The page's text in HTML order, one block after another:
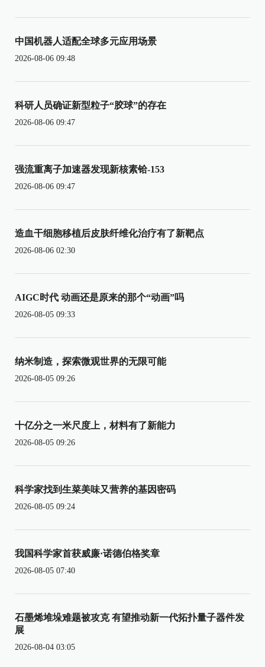
中国机器人适配全球多元应用场景
2026-08-06 09:48
科研人员确证新型粒子“胶球”的存在
2026-08-06 09:47
强流重离子加速器发现新核素铪-153
2026-08-06 09:47
造血干细胞移植后皮肤纤维化治疗有了新靶点
2026-08-06 02:30
AIGC时代 动画还是原来的那个“动画”吗
2026-08-05 09:33
纳米制造，探索微观世界的无限可能
2026-08-05 09:26
十亿分之一米尺度上，材料有了新能力
2026-08-05 09:26
科学家找到生菜美味又营养的基因密码
2026-08-05 09:24
我国科学家首获威廉·诺德伯格奖章
2026-08-05 07:40
石墨烯堆垛难题被攻克 有望推动新一代拓扑量子器件发
展
2026-08-04 03:05